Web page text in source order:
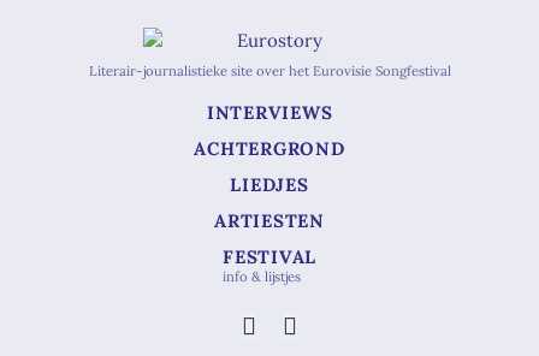
Literair-journalistieke site over het Eurovisie Songfestival
INTERVIEWS
ACHTERGROND
LIEDJES
ARTIESTEN
FESTIVAL
info & lijstjes